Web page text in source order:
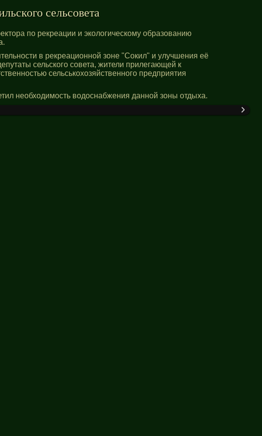
сельсовета
по рекреации и экологическому образованию
в рекреационной зоне "Сокил" и улучшения её
сельского совета, жители прилегающей к
сельськохозяйственного предприятия
необходимость водоснабжения данной зоны отдыха.